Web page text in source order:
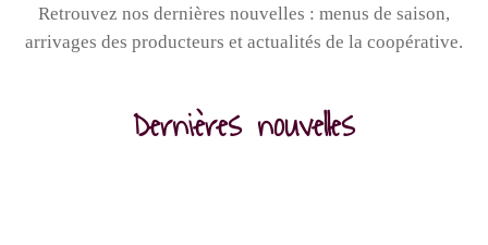
Retrouvez nos dernières nouvelles : menus de saison,
arrivages des producteurs et actualités de la coopérative.
Dernières nouvelles